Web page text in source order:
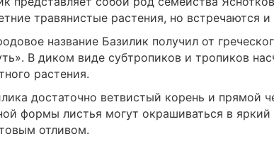
травянистые растения, но встречаются и
название Базилик получил от
В диком виде субтропиков и тропиков
растения.
достаточно ветвистый корень и прямой
формы листья могут окрашиваться в
отливом.